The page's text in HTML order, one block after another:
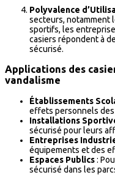
Polyvalence
secteurs, notamment
sportifs, les
casiers répondent à
sécurisé.
Applications des
vandalisme
Établissements
effets personnels
Installations
sécurisé pour leurs
Entreprises
équipements et des
Espaces Publics:
sécurisé dans les